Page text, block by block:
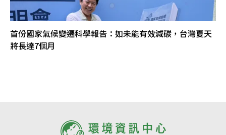
首份國家氣候變遷科學報告：如未能有效減碳，台灣夏天
將長達7個月